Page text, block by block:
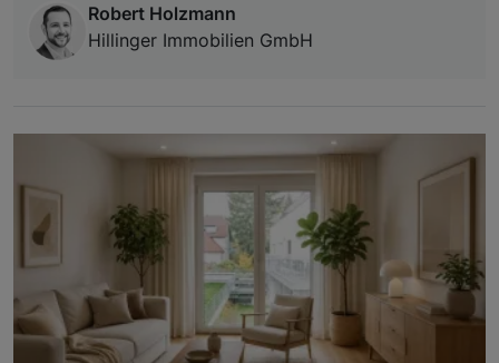
Robert Holzmann
Hillinger Immobilien GmbH